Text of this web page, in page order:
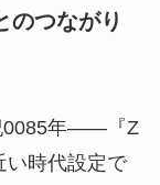
のつながり
0085年――『Z
い時代設定で